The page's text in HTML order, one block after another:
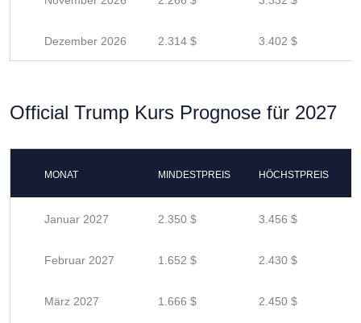
Dezember 2026 2.314 $ 3.402 $
Official Trump Kurs Prognose für 2027
MONAT MINDESTPREIS HÖCHSTPREIS
Januar 2027 2.350 $ 3.456 $
Februar 2027 1.652 $ 2.430 $
März 2027 1.666 $ 2.450 $